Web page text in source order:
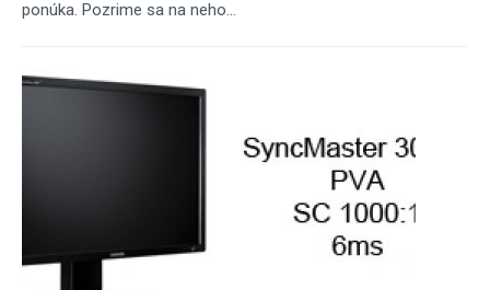
ponúka. Pozrime sa na neho...